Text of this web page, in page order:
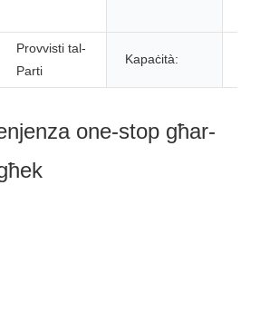
Provvisti tal-
Parti
Kapaċità:
one-stop għar-